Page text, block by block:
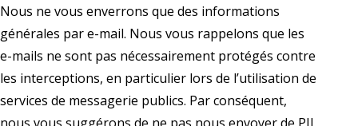
Nous ne vous enverrons que des informations
générales par e-mail. Nous vous rappelons que les
e-mails ne sont pas nécessairement protégés contre
les interceptions, en particulier lors de l’utilisation de
services de messagerie publics. Par conséquent,